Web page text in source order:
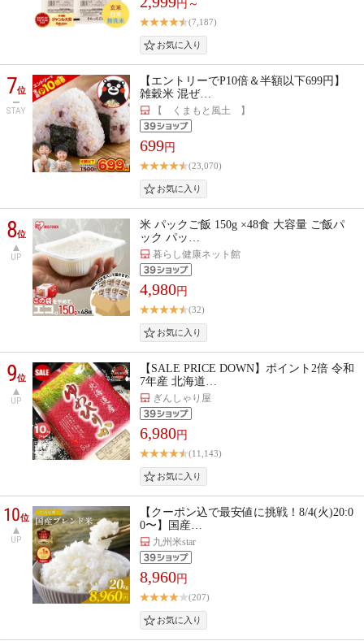
円～
(7,187)
7位
STAY
【エントリーでP10倍＆半額以下699円】
雑穀米 混ぜ…
【 くまもと風土 】
699円
(23,070)
8位
UP
米 パックご飯 150g ×48食 大容量 ご飯パ
ック パッ…
暮らし健康ネット館
4,980円
(32)
9位
UP
【SALE PRICE DOWN】ポイント2倍 令和
7年産 北海道…
ぎんしゃり屋
6,980円
(11,143)
10位
UP
【クーポン込で最安値に挑戦！8/4(火)20:0
0〜】国産…
九州米star
8,960円
(207)